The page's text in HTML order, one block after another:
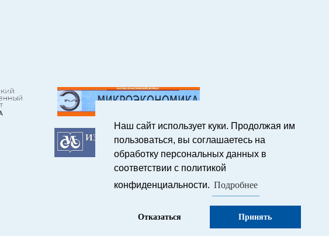
Наш сайт использует куки. Продолжая им
пользоваться, вы соглашаетесь на
обработку персональных данных в
соответствии с политикой
конфиденциальности. Подробнее
Отказаться Принять